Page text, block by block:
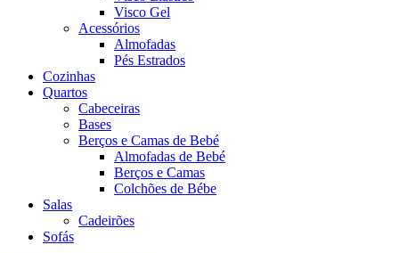
Visco Gel
Acessórios
Almofadas
Pés Estrados
Cozinhas
Quartos
Cabeceiras
Bases
Berços e Camas de Bebé
Almofadas de Bebé
Berços e Camas
Colchões de Bébe
Salas
Cadeirões
Sofás